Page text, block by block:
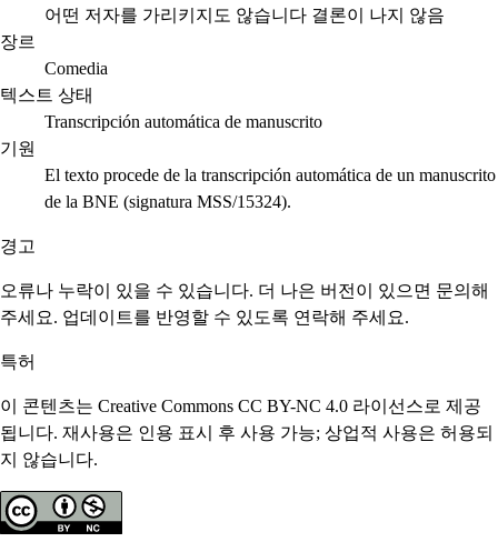
어떤 저자를 가리키지도 않습니다 결론이 나지 않음
장르
Comedia
텍스트 상태
Transcripción automática de manuscrito
기원
El texto procede de la transcripción automática de un manuscrito
de la BNE (signatura MSS/15324).
경고
오류나 누락이 있을 수 있습니다. 더 나은 버전이 있으면 문의해
주세요. 업데이트를 반영할 수 있도록 연락해 주세요.
특허
이 콘텐츠는 Creative Commons CC BY-NC 4.0 라이선스로 제공
됩니다. 재사용은 인용 표시 후 사용 가능; 상업적 사용은 허용되
지 않습니다.